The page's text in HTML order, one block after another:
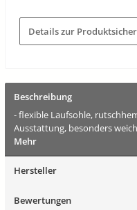
Details zur
Beschreibung
- flexible Laufsohle,
Ausstattung, besonders
Mehr
Hersteller
Bewertungen